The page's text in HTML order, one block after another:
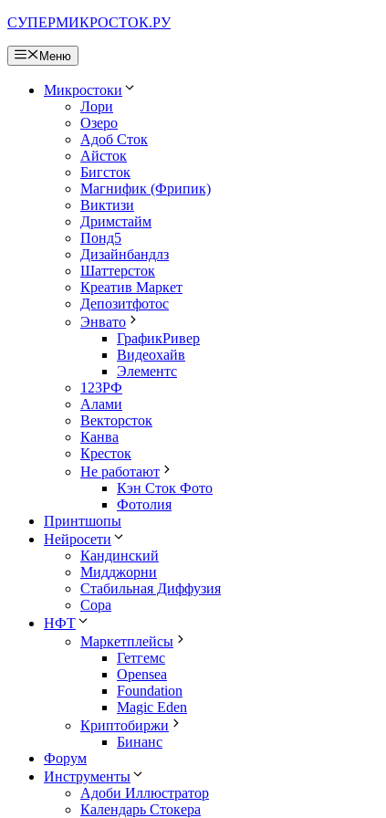
Перейти
содержимому
СУПЕРМИКРОСТОК.РУ
Меню
Микростоки
Лори
Озеро
Адоб Сток
Айсток
Бигсток
Магнифик (Фрипик)
Виктизи
Дримстайм
Понд5
Дизайнбандлз
Шаттерсток
Креатив Маркет
Депозитфотос
Энвато
ГрафикРивер
Видеохайв
Элементс
123РФ
Алами
Векторсток
Канва
Кресток
Не работают
Кэн Сток Фото
Фотолия
Принтшопы
Нейросети
Кандинский
Мидджорни
Стабильная Диффузия
Сора
НФТ
Маркетплейсы
Гетгемс
Opensea
Foundation
Magic Eden
Криптобиржи
Бинанс
Форум
Инструменты
Адоби Иллюстратор
Календарь Стокера